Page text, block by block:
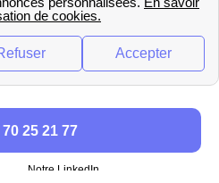
💧 Comparer les fournisseurs
d’eau
Notre LinkedIn
70 25 21 77